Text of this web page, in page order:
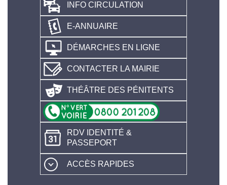
INFO CIRCULATION
E-ANNUAIRE
DÉMARCHES EN LIGNE
CONTACTER LA MAIRIE
THÉÂTRE DES PÉNITENTS
RDV IDENTITÉ &
PASSEPORT
ACCÈS RAPIDES